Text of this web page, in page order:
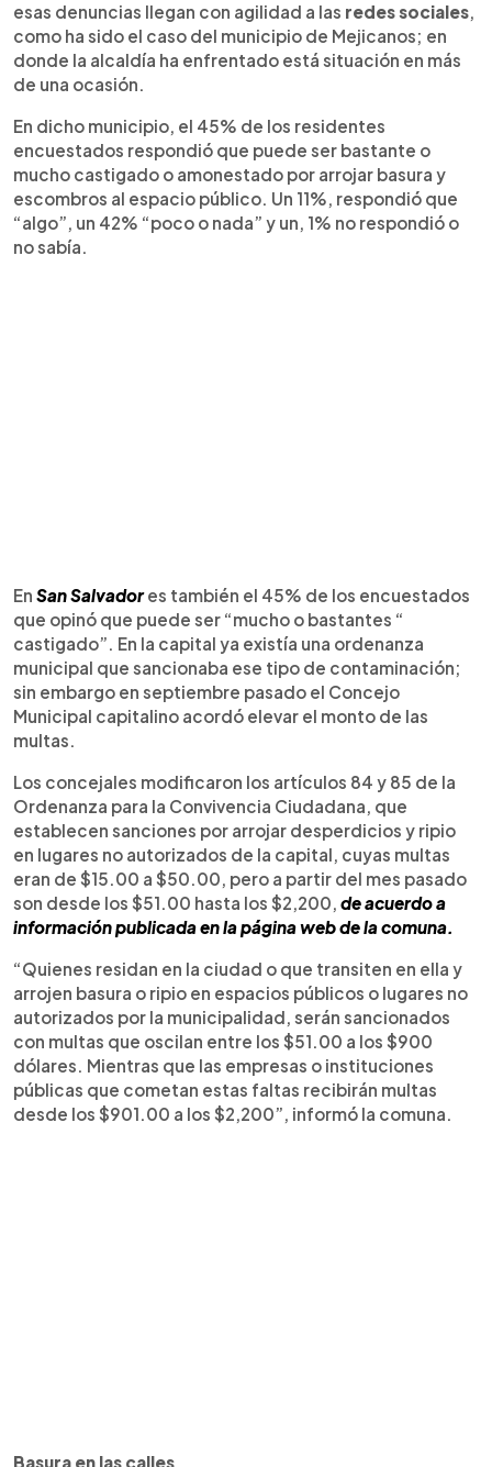
esas denuncias llegan con agilidad a las redes sociales,
como ha sido el caso del municipio de Mejicanos; en
donde la alcaldía ha enfrentado está situación en más
de una ocasión.
En dicho municipio, el 45% de los residentes
encuestados respondió que puede ser bastante o
mucho castigado o amonestado por arrojar basura y
escombros al espacio público. Un 11%, respondió que
“algo”, un 42% “poco o nada” y un, 1% no respondió o
no sabía.
En San Salvadores también el 45% de los encuestados
que opinó que puede ser “mucho o bastantes “
castigado”. En la capital ya existía una ordenanza
municipal que sancionaba ese tipo de contaminación;
sin embargo en septiembre pasado el Concejo
Municipal capitalino acordó elevar el monto de las
multas.
Los concejales modificaron los artículos 84 y 85 de la
Ordenanza para la Convivencia Ciudadana, que
establecen sanciones por arrojar desperdicios y ripio
en lugares no autorizados de la capital, cuyas multas
eran de $15.00 a $50.00, pero a partir del mes pasado
son desde los $51.00 hasta los $2,200, de acuerdo a
información publicada en la página web de la comuna.
“Quienes residan en la ciudad o que transiten en ella y
arrojen basura o ripio en espacios públicos o lugares no
autorizados por la municipalidad, serán sancionados
con multas que oscilan entre los $51.00 a los $900
dólares. Mientras que las empresas o instituciones
públicas que cometan estas faltas recibirán multas
desde los $901.00 a los $2,200”, informó la comuna.
Basura en las calles